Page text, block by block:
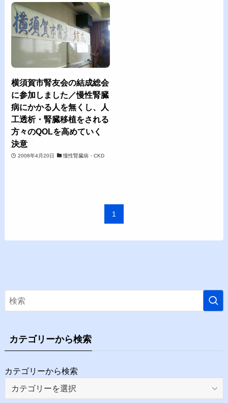
横須賀市腎友会の結成総会
に参加しました／慢性腎臓
病にかかる人を無くし、人
工透析・腎臓移植をされる
方々のQOLを高めていく
決意
2008年4月20日 慢性腎臓病・CKD
1
カテゴリーから検索
カテゴリーから検索